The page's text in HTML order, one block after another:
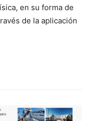
en su forma de
de la aplicación